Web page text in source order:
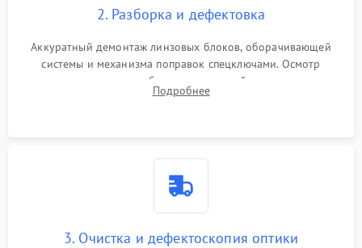
2. Разборка и дефектовка
Аккуратный демонтаж линзовых блоков, оборачивающей
системы и механизма поправок спецключами. Осмотр
внутренних резьбовых соединений, пружин и
уплотнительных колец. Поиск причин люфта, смещения
Подробнее
3. Очистка и дефектоскопия оптики